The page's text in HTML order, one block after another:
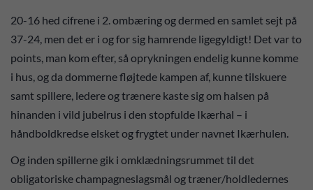
20-16 hed cifrene i 2. ombæring og dermed en samlet sejt på
37-24, men det er i og for sig hamrende ligegyldigt! Det var to
points, man kom efter, så oprykningen endelig kunne komme
i hus, og da dommerne fløjtede kampen af, kunne tilskuere
samt spillere, ledere og trænere kaste sig om halsen på
hinanden i vild jubelrus i den stopfulde Ikærhal – i
håndboldkredse elsket og frygtet under navnet Ikærhulen.
Og inden spillerne gik i omklædningsrummet til det
obligatoriske champagneslagsmål og træner/holdledernes